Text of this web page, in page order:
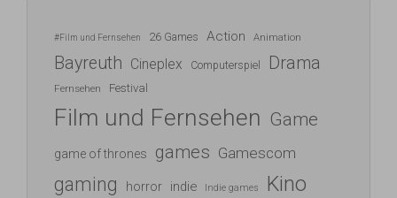
#Film und Fernsehen 26 Games Action Animation
Bayreuth Cineplex Computerspiel Drama
Fernsehen Festival
Film und Fernsehen Game
game of thrones games Gamescom
gaming horror indie Indie games Kino